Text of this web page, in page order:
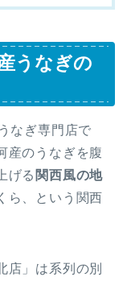
うなぎの
なぎ専門店で
産のうなぎを腹
げる 関西風の地
ら、という関西
店」は系列の別